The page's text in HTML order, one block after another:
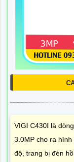
VIGI C430I là
3.0MP cho ra
độ, trang bị đèn